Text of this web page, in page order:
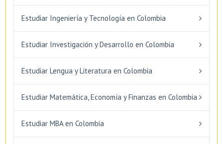
Estudiar Ingeniería y Tecnología en Colombia
Estudiar Investigación y Desarrollo en Colombia
Estudiar Lengua y Literatura en Colombia
Estudiar Matemática, Economía y Finanzas en Colombia
Estudiar MBA en Colombia